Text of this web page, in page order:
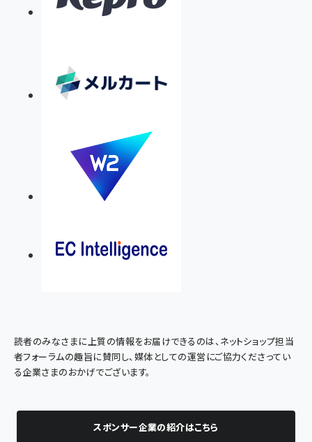
読者のみなさまに上質の情報をお届けできるのは、ネットショップ担当
者フォーラムの趣旨に賛同し、媒体としての運営にご協力くださってい
る企業さまのおかげでございます。
スポンサー企業の紹介はこちら